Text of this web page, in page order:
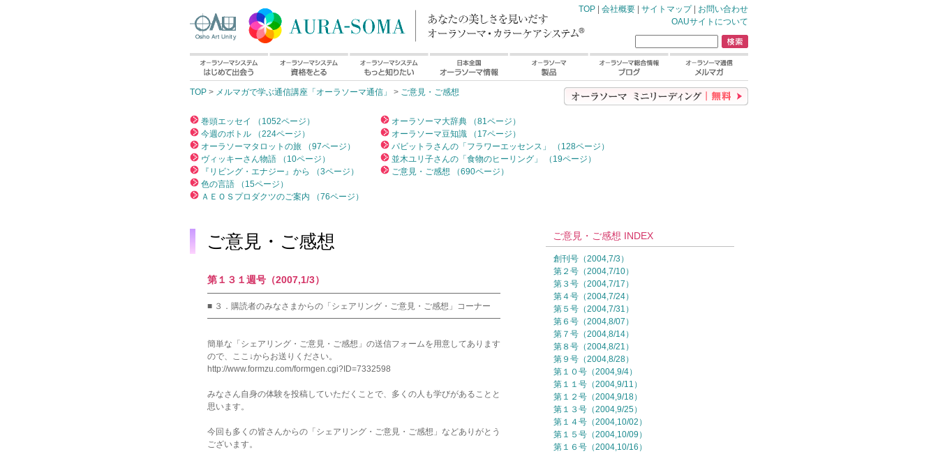
TOP | 会社概要 | サイトマップ| お問い合わせ
OAUサイトについて
TOP > メルマガで学ぶ通信講座「オーラソーマ通信」 > ご意見・ご感想
巻頭エッセイ （1052ページ）
今週のボトル （224ページ）
オーラソーマタロットの旅 （97ページ）
ヴィッキーさん物語 （10ページ）
『リビング・エナジー』から （3ページ）
色の言語 （15ページ）
ＡＥＯＳプロダクツのご案内 （76ページ）
オーラソーマ大辞典 （81ページ）
オーラソーマ豆知識 （17ページ）
パビットラさんの「フラワーエッセンス」 （128ページ）
並木ユリ子さんの「食物のヒーリング」 （19ページ）
ご意見・ご感想 （690ページ）
ご意見・ご感想
第１３１週号（2007,1/3）
━━━━━━━━━━━━━━━━━━━━━━━━━━━━━━━━━━━
■ ３．購読者のみなさまからの「シェアリング・ご意見・ご感想」コーナー
━━━━━━━━━━━━━━━━━━━━━━━━━━━━━━━━━━━
簡単な「シェアリング・ご意見・ご感想」の送信フォームを用意してあります
ので、ここ↓からお送りください。
http://www.formzu.com/formgen.cgi?ID=7332598
みなさん自身の体験を投稿していただくことで、多くの人も学びがあることと
思います。
今回も多くの皆さんからの「シェアリング・ご意見・ご感想」などありがとう
ございます。
ご意見・ご感想 INDEX
創刊号（2004,7/3）
第２号（2004,7/10）
第３号（2004,7/17）
第４号（2004,7/24）
第５号（2004,7/31）
第６号（2004,8/07）
第７号（2004,8/14）
第８号（2004,8/21）
第９号（2004,8/28）
第１０号（2004,9/4）
第１１号（2004,9/11）
第１２号（2004,9/18）
第１３号（2004,9/25）
第１４号（2004,10/02）
第１５号（2004,10/09）
第１６号（2004,10/16）